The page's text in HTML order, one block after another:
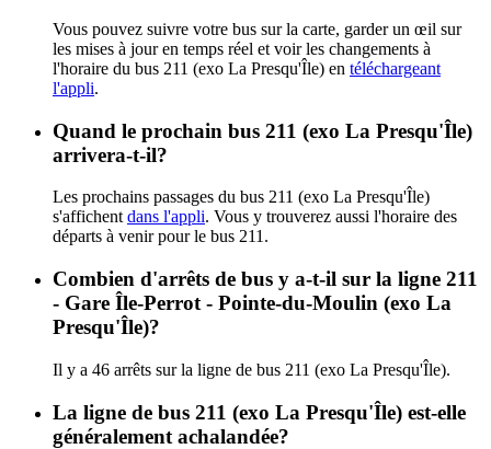
Vous pouvez suivre votre bus sur la carte, garder un œil sur
les mises à jour en temps réel et voir les changements à
l'horaire du bus 211 (exo La Presqu'Île) en téléchargeant
l'appli.
Quand le prochain bus 211 (exo La Presqu'Île)
arrivera-t-il?
Les prochains passages du bus 211 (exo La Presqu'Île)
s'affichent dans l'appli. Vous y trouverez aussi l'horaire des
départs à venir pour le bus 211.
Combien d'arrêts de bus y a-t-il sur la ligne 211
- Gare Île-Perrot - Pointe-du-Moulin (exo La
Presqu'Île)?
Il y a 46 arrêts sur la ligne de bus 211 (exo La Presqu'Île).
La ligne de bus 211 (exo La Presqu'Île) est-elle
généralement achalandée?